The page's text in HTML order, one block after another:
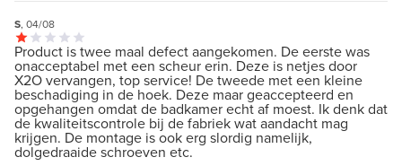
S, 04/08
Product is twee maal defect aangekomen. De eerste was
onacceptabel met een scheur erin. Deze is netjes door
X2O vervangen, top service! De tweede met een kleine
beschadiging in de hoek. Deze maar geaccepteerd en
opgehangen omdat de badkamer echt af moest. Ik denk dat
de kwaliteitscontrole bij de fabriek wat aandacht mag
krijgen. De montage is ook erg slordig namelijk,
dolgedraaide schroeven etc.